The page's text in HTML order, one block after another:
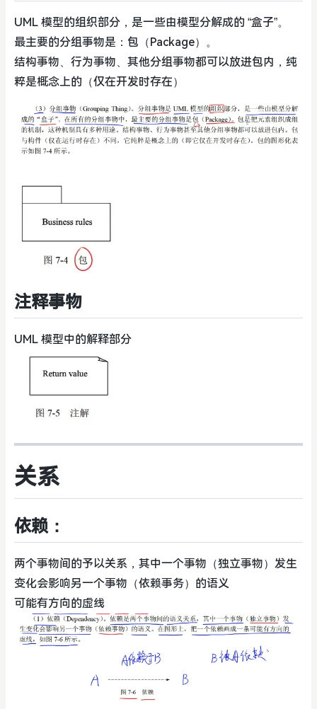
UML 模型的组织部分，是一些由模型分解成的 “盒子”。
最主要的分组事物是：包（Package）。
结构事物、行为事物、其他分组事物都可以放进包内，纯
粹是概念上的（仅在开发时存在）
注释事物
UML 模型中的解释部分
关系
依赖：
两个事物间的予以关系，其中一个事物（独立事物）发生
变化会影响另一个事物（依赖事务）的语义
可能有方向的虚线